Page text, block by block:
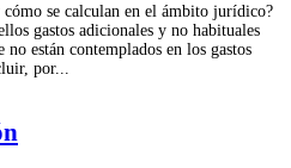
se calculan en el ámbito jurídico?
gastos adicionales y no habituales
están contemplados en los gastos
por...